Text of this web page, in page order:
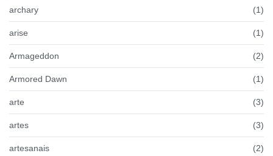
archary (1)
arise (1)
Armageddon (2)
Armored Dawn (1)
arte (3)
artes (3)
artesanais (2)